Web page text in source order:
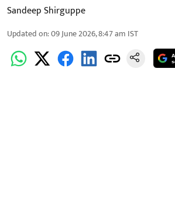
Sandeep Shirguppe
Updated on:09 June 2026, 8:47 am IST